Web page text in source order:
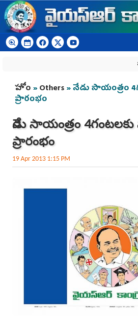
Skip to main content
You are here
హోం »Others» నేడు సాయంత్రం
ప్రారంభం
నేడు సాయంత్రం
ప్రారంభం
19 Apr 2013 1:15 PM